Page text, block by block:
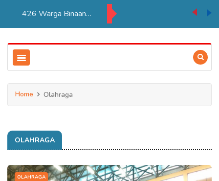
Home Olahraga
OLAHRAGA
OLAHRAGA